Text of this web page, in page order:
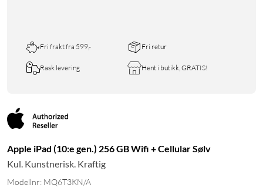
Fri frakt fra 599,- Fri retur
Rask levering Hent i butikk, GRATIS!
Apple iPad (10:e gen.) 256 GB Wifi + Cellular Sølv
Kul. Kunstnerisk. Kraftig
Modellnr: MQ6T3KN/A